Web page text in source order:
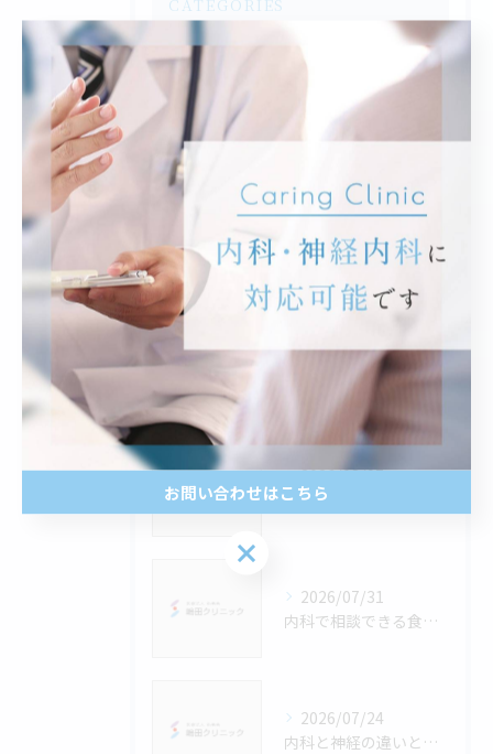
CATEGORIES
全てのカテゴリー
かかりつけ医
受診の心得
日頃の健康管理
脳神経内科
賢い患者とは
最近の投稿
RECENT
POSTS
2026/08/07
2026/07/31
内科で相談できる食物繊維活用と大阪府堺市の便通改善サポート方法
2026/07/24
内科と神経の違いと症状別に選ぶ正しい受診ガイド
お問い合わせはこちら
お問い合わせはこちら